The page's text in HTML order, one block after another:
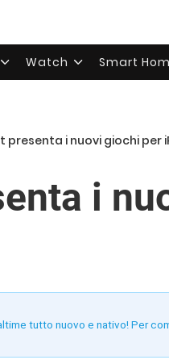
Watch Smart
presenta i nuovi giochi per
i
tutto nuovo e nativo! Per